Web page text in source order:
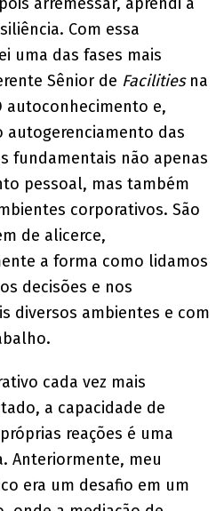
Com essa
uma das fases mais
Sênior de Facilities na
autoconhecimento e,
autogerenciamento das
fundamentais não apenas
pessoal, mas também
corporativos. São
de alicerce,
a forma como lidamos
decisões e nos
diversos ambientes e com
cada vez mais
a capacidade de
reações é uma
Anteriormente, meu
era um desafio em um